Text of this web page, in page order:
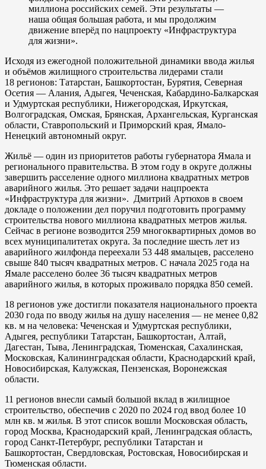
миллиона российских семей. Эти результаты —
наша общая большая работа, и мы продолжим
движение вперёд по нацпроекту «Инфраструктура
для жизни».
Исходя из ежегодной положительной динамики ввода жилья
и объёмов жилищного строительства лидерами стали
18 регионов: Татарстан, Башкортостан, Бурятия, Северная
Осетия — Алания, Адыгея, Чеченская, Кабардино-Балкарская
и Удмуртская республики, Нижегородская, Иркутская,
Волгоградская, Омская, Брянская, Архангельская, Курганская
области, Ставропольский и Приморский края, Ямало-
Ненецкий автономный округ.
Жильё — один из приоритетов работы губернатора Ямала и
регионального правительства. В этом году в округе должны
завершить расселение одного миллиона квадратных метров
аварийного жилья. Это решает задачи нацпроекта
«Инфраструктура для жизни». Дмитрий Артюхов в своем
докладе о положении дел поручил подготовить программу
строительства нового миллиона квадратных метров жилья.
Сейчас в регионе возводится 259 многоквартирных домов во
всех муниципалитетах округа. За последние шесть лет из
аварийного жилфонда переехали 53 448 ямальцев, расселено
свыше 840 тысяч квадратных метров. С начала 2025 года на
Ямале расселено более 36 тысяч квадратных метров
аварийного жилья, в которых проживало порядка 850 семей.
18 регионов уже достигли показателя национального проекта
2030 года по вводу жилья на душу населения — не менее 0,82
кв. м на человека: Чеченская и Удмуртская республики,
Адыгея, республики Татарстан, Башкортостан, Алтай,
Дагестан, Тыва, Ленинградская, Тюменская, Сахалинская,
Московская, Калининградская области, Краснодарский край,
Новосибирская, Калужская, Пензенская, Воронежская
области.
11 регионов внесли самый большой вклад в жилищное
строительство, обеспечив с 2020 по 2024 год ввод более 10
млн кв. м жилья. В этот список вошли Московская область,
город Москва, Краснодарский край, Ленинградская область,
город Санкт-Петербург, республики Татарстан и
Башкортостан, Свердловская, Ростовская, Новосибирская и
Тюменская области.